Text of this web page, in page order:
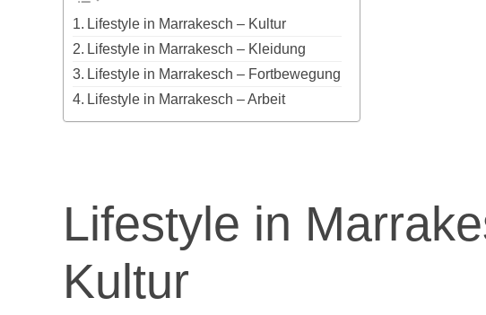
Lifestyle in Marrakesch – Kultur
Lifestyle in Marrakesch – Kleidung
Lifestyle in Marrakesch – Fortbewegung
Lifestyle in Marrakesch – Arbeit
Lifestyle in
Kultur